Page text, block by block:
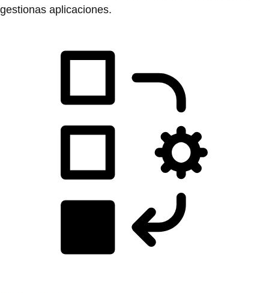
gestionas aplicaciones.